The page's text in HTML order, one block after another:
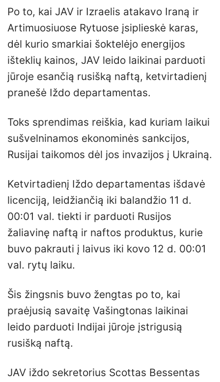
Po to, kai JAV ir Izraelis atakavo Iraną ir
Artimuosiuose Rytuose įsiplieskė karas,
dėl kurio smarkiai šoktelėjo energijos
išteklių kainos, JAV leido laikinai parduoti
jūroje esančią rusišką naftą, ketvirtadienį
pranešė Iždo departamentas.
Toks sprendimas reiškia, kad kuriam laikui
sušvelninamos ekonominės sankcijos,
Rusijai taikomos dėl jos invazijos į Ukrainą.
Ketvirtadienį Iždo departamentas išdavė
licenciją, leidžiančią iki balandžio 11 d.
00:01 val. tiekti ir parduoti Rusijos
žaliavinę naftą ir naftos produktus, kurie
buvo pakrauti į laivus iki kovo 12 d. 00:01
val. rytų laiku.
Šis žingsnis buvo žengtas po to, kai
praėjusią savaitę Vašingtonas laikinai
leido parduoti Indijai jūroje įstrigusią
rusišką naftą.
JAV iždo sekretorius Scottas Bessentas